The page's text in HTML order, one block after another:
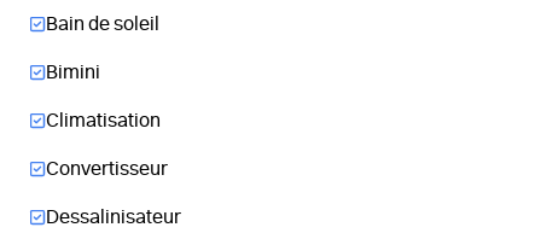
Bain de soleil
Bimini
Climatisation
Convertisseur
Dessalinisateur